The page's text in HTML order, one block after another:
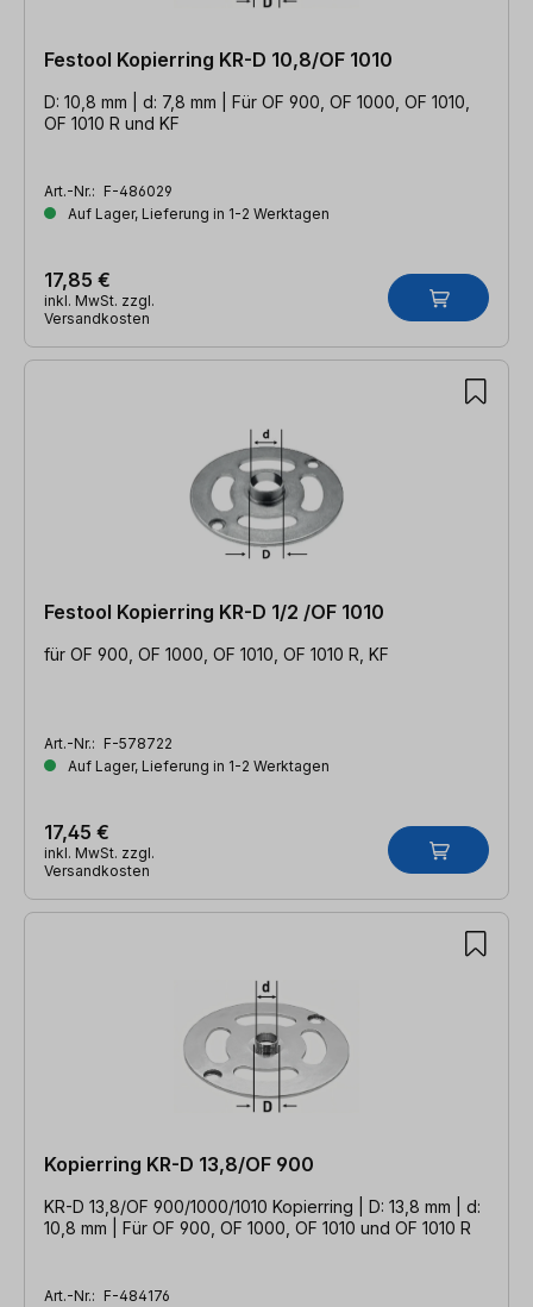
Festool Kopierring KR-D 10,8/OF 1010
D: 10,8 mm | d: 7,8 mm | Für OF 900, OF 1000, OF 1010,
OF 1010 R und KF
Art.-Nr.: F-486029
Auf Lager, Lieferung in 1-2 Werktagen
17,85 €
inkl. MwSt. zzgl.
Versandkosten
Festool Kopierring KR-D 1/2 /OF 1010
für OF 900, OF 1000, OF 1010, OF 1010 R, KF
Art.-Nr.: F-578722
Auf Lager, Lieferung in 1-2 Werktagen
17,45 €
inkl. MwSt. zzgl.
Versandkosten
Kopierring KR-D 13,8/OF 900
KR-D 13,8/OF 900/1000/1010 Kopierring | D: 13,8 mm | d:
10,8 mm | Für OF 900, OF 1000, OF 1010 und OF 1010 R
Art.-Nr.: F-484176